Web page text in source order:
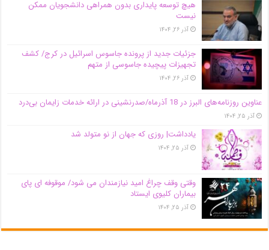
هیچ توسعه پایداری بدون همراهی دانشجویان ممکن
نیست
آذر ۲۶, ۱۴۰۴
جزئیات جدید از پرونده جاسوس اسرائیل در کرج/‌ کشف
تجهیزات پیچیده جاسوسی از متهم
آذر ۲۶, ۱۴۰۴
عناوین روزنامه‌های البرز در ‌18 آذرماه/صدرنشینی در ارائه خدمات زایمان بی‌درد
آذر ۲۵, ۱۴۰۴
یادداشت| روزی که جهان از نو متولد شد
آذر ۲۵, ۱۴۰۴
وقتی وقف چراغ امید نیازمندان می شود/ موقوفه ای پای
بیماران کلیوی ایستاد
آذر ۲۵, ۱۴۰۴